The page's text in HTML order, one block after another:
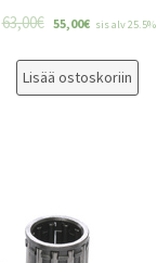
63,00€ 55,00€ sis alv 25.5%
Lisää ostoskoriin